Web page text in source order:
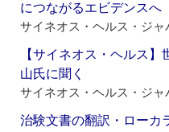
につながるエビデンスへ
サイネオス・ヘルス・ジャ
【サイネオス・ヘルス
山氏に聞く
サイネオス・ヘルス・ジャ
治験文書の翻訳・ローカ